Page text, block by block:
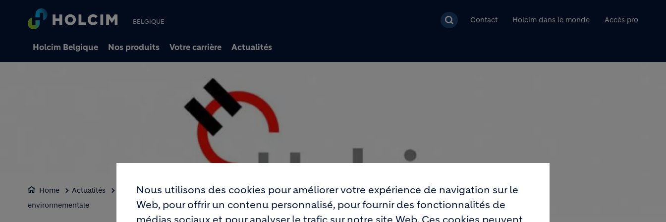
Aller au contenu principal
BELGIQUE Contact Holcim dans le monde Accès pro
Holcim Belgique Nos produits Votre carrière Actualités
Home Actualités Communiqués de presse
Terraroc : Entrez dans la famille des bétons à faible empreinte
environnementale
Nous utilisons des cookies pour améliorer votre expérience de navigation sur le
Web, pour offrir un contenu personnalisé, pour fournir des fonctionnalités de